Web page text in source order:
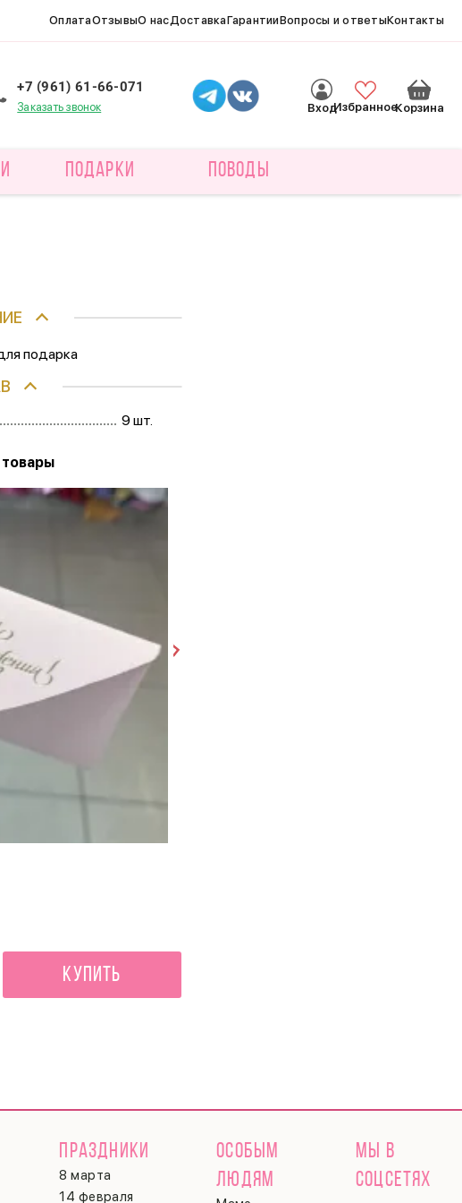
ОплатаОтзывыО насДоставкаГарантииВопросы и ответыКонтакты
+7 (961) 61-66-071
Заказать звонок ВходИзбранноеКорзина
ПОДАРКИ ПОВОДЫ
подарка
9 шт.
Купить
ПРАЗДНИКИ
8 марта
14 февраля
ОСОБЫМ
ЛЮДЯМ
МЫ В
СОЦСЕТЯХ